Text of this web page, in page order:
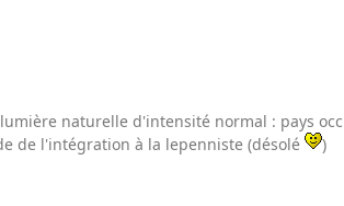
naturelle d'intensité normal : pays
de l'intégration à la lepenniste (désolé
)